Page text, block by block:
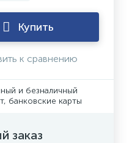
Купить
к сравнению
и безналичный
банковские карты
заказ